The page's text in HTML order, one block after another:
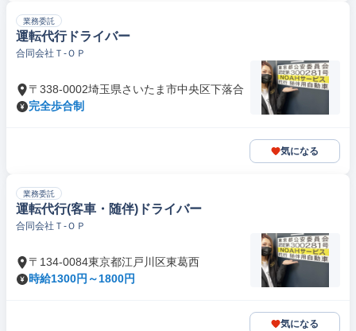
業務委託
運転代行ドライバー
合同会社Ｔ‐ＯＰ
〒338-0002埼玉県さいたま市中央区下落合
完全歩合制
気になる
業務委託
運転代行(客車・随伴)ドライバー
合同会社Ｔ‐ＯＰ
〒134-0084東京都江戸川区東葛西
時給1300円～1800円
気になる